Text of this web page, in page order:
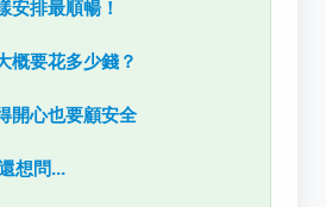
安排最順暢！
概要花多少錢？
開心也要顧安全
想問...